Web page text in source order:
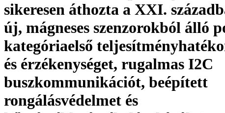
sikeresen áthozta a XXI.
új, mágneses szenzorokból álló
kategóriaelső
és érzékenységet, rugalmas I2C
buszkommunikációt, beépített
rongálásvédelmet és